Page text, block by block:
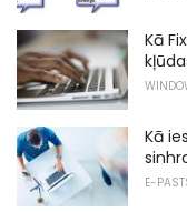
Kā
Kā
E-